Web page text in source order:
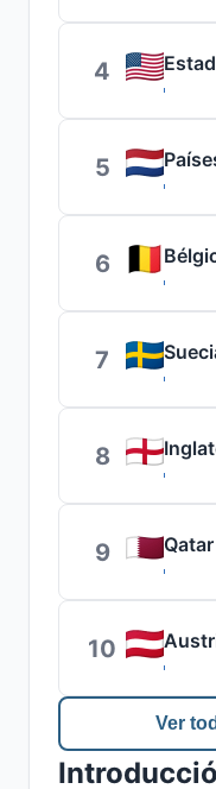
4
5
6
7
8
9 Qatar
10
Ver